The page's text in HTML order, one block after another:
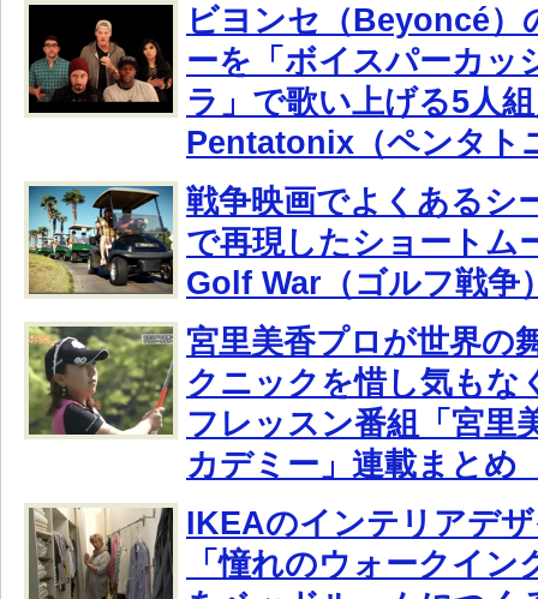
ビヨンセ（Beyoncé）
ーを「ボイスパーカッ
ラ」で歌い上げる5人
Pentatonix（ペンタト
戦争映画でよくあるシ
で再現したショートム
Golf War（ゴルフ戦争
宮里美香プロが世界の
クニックを惜し気もな
フレッスン番組「宮里
カデミー」連載まとめ
IKEAのインテリアデ
「憧れのウォークイン